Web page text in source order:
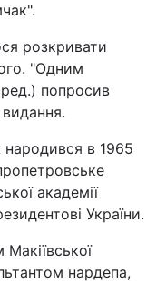
розкривати
"Одним
попросив
в 1965
академії
України.
нардепа,